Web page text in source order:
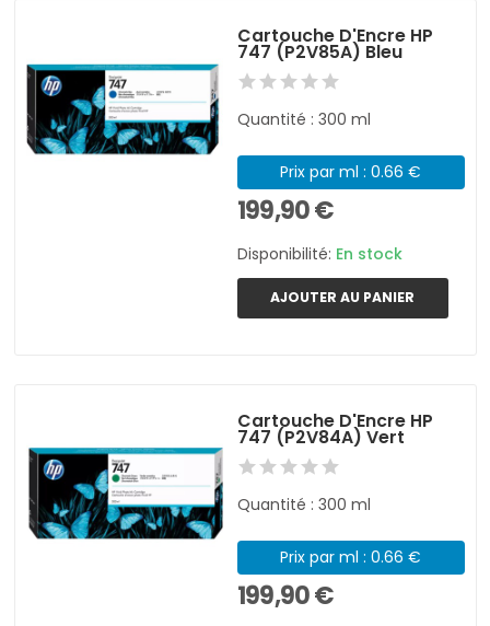
Cartouche D'Encre HP
747 (P2V85A) Bleu
Quantité : 300 ml
Prix par ml : 0.66 €
199,90 €
Disponibilité: En stock
AJOUTER AU PANIER
Cartouche D'Encre HP
747 (P2V84A) Vert
Quantité : 300 ml
Prix par ml : 0.66 €
199,90 €